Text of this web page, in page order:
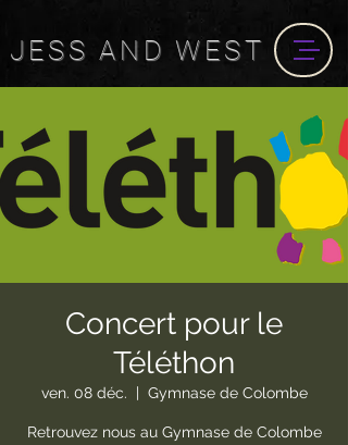
JESSAND WEST
Concert pour le
Téléthon
ven. 08 déc.
  |
Gymnase de Colombe
Retrouvez nous au Gymnase de Colombe